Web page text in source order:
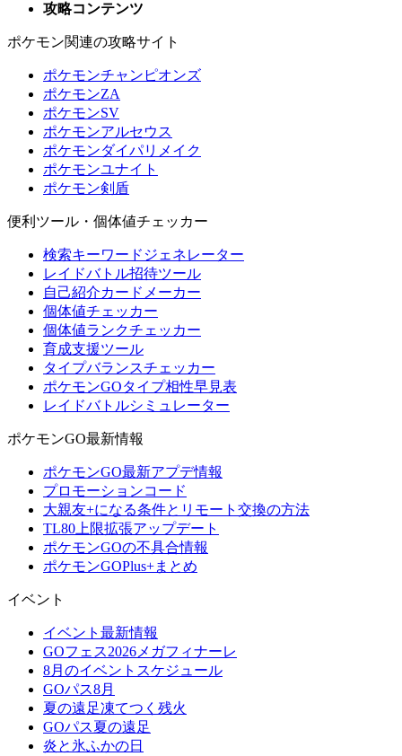
攻略コンテンツ
ポケモン関連の攻略サイト
ポケモンチャンピオンズ
ポケモンZA
ポケモンSV
ポケモンアルセウス
ポケモンダイパリメイク
ポケモンユナイト
ポケモン剣盾
便利ツール・個体値チェッカー
検索キーワードジェネレーター
レイドバトル招待ツール
自己紹介カードメーカー
個体値チェッカー
個体値ランクチェッカー
育成支援ツール
タイプバランスチェッカー
ポケモンGOタイプ相性早見表
レイドバトルシミュレーター
ポケモンGO最新情報
ポケモンGO最新アプデ情報
プロモーションコード
大親友+になる条件とリモート交換の方法
TL80上限拡張アップデート
ポケモンGOの不具合情報
ポケモンGOPlus+まとめ
イベント
イベント最新情報
GOフェス2026メガフィナーレ
8月のイベントスケジュール
GOパス8月
夏の遠足凍てつく残火
GOパス夏の遠足
炎と氷ふかの日